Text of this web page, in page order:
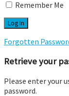
Remember Me
Forgotten
Retrieve your
Please enter your
password.